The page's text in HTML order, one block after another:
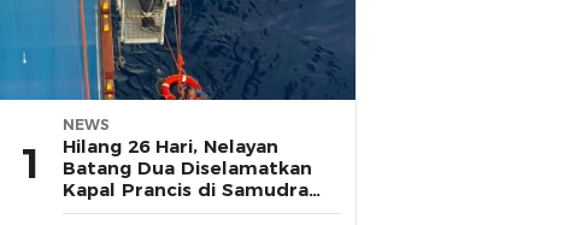
1
NEWS
Hilang 26 Hari, Nelayan
Batang Dua Diselamatkan
Kapal Prancis di Samudra
Pasifik